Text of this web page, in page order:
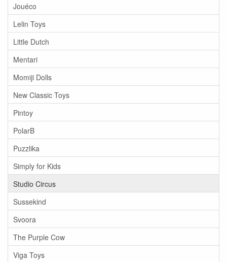
Jouéco
Lelin Toys
Little Dutch
Mentari
Momiji Dolls
New Classic Toys
Pintoy
PolarB
Puzzlika
Simply for Kids
Studio Circus
Sussekind
Svoora
The Purple Cow
Viga Toys